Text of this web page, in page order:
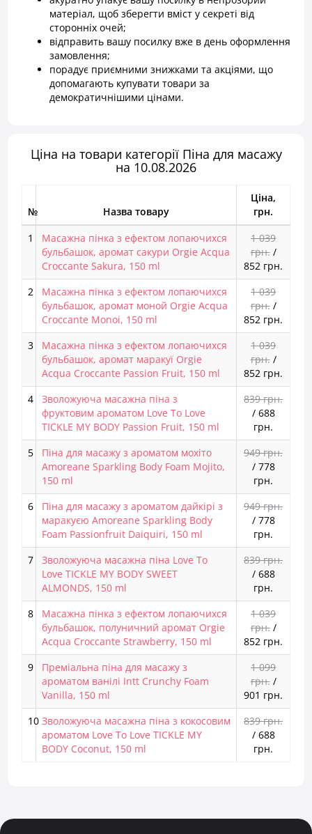
матеріал, щоб зберегти вміст у секреті від
сторонніх очей;
відправить вашу посилку вже в день оформлення
замовлення;
порадує приємними знижками та акціями, що
допомагають купувати товари за
демократичнішими цінами.
Ціна на товари категорії Піна для масажу
на 10.08.2026
№ Назва товару
Ціна,
грн.
1
Масажна пінка з ефектом лопаючихся
бульбашок, аромат сакури Orgie Acqua
Croccante Sakura, 150 ml
1 039
грн./
852 грн.
2
Масажна пінка з ефектом лопаючихся
бульбашок, аромат моной Orgie Acqua
Croccante Monoi, 150 ml
1 039
грн./
852 грн.
3
Масажна пінка з ефектом лопаючихся
бульбашок, аромат маракуї Orgie
Acqua Croccante Passion Fruit, 150 ml
1 039
грн./
852 грн.
4
Зволожуюча масажна піна з
фруктовим ароматом Love To Love
TICKLE MY BODY Passion Fruit, 150 ml
839 грн.
/ 688
грн.
5
Піна для масажу з ароматом мохіто
Amoreane Sparkling Body Foam Mojito,
150 ml
949 грн.
/ 778
грн.
6
Піна для масажу з ароматом дайкірі з
маракуєю Amoreane Sparkling Body
Foam Passionfruit Daiquiri, 150 ml
949 грн.
/ 778
грн.
7
Зволожуюча масажна піна Love To
Love TICKLE MY BODY SWEET
ALMONDS, 150 ml
839 грн.
/ 688
грн.
8
Масажна пінка з ефектом лопаючихся
бульбашок, полуничний аромат Orgie
Acqua Croccante Strawberry, 150 ml
1 039
грн./
852 грн.
9
Преміальна піна для масажу з
ароматом ванілі Intt Crunchy Foam
Vanilla, 150 ml
1 099
грн./
901 грн.
10 Зволожуюча масажна піна з кокосовим
ароматом Love To Love TICKLE MY
BODY Coconut, 150 ml
839 грн.
/ 688
грн.